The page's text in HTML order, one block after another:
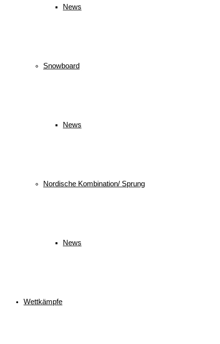
News
Snowboard
News
Nordische Kombination/ Sprung
News
Wettkämpfe